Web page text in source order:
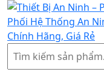
Tìm
kiếm